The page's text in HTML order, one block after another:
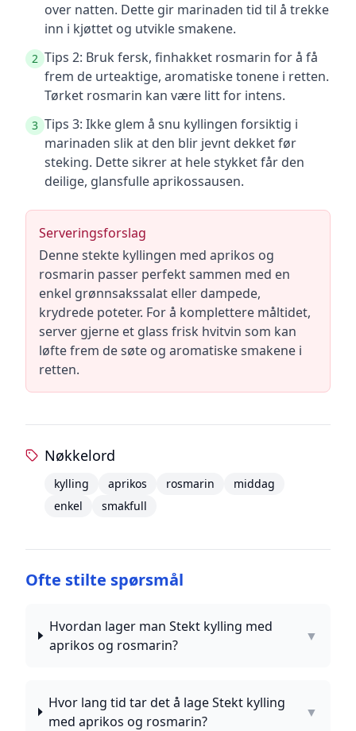
over natten. Dette gir marinaden tid til å trekke
inn i kjøttet og utvikle smakene.
2 Tips 2: Bruk fersk, finhakket rosmarin for å få
frem de urteaktige, aromatiske tonene i retten.
Tørket rosmarin kan være litt for intens.
3 Tips 3: Ikke glem å snu kyllingen forsiktig i
marinaden slik at den blir jevnt dekket før
steking. Dette sikrer at hele stykket får den
deilige, glansfulle aprikossausen.
Serveringsforslag
Denne stekte kyllingen med aprikos og
rosmarin passer perfekt sammen med en
enkel grønnsakssalat eller dampede,
krydrede poteter. For å komplettere måltidet,
server gjerne et glass frisk hvitvin som kan
løfte frem de søte og aromatiske smakene i
retten.
Nøkkelord
kylling aprikos rosmarin
middag
enkel
smakfull
Ofte stilte spørsmål
Hvordan lager man Stekt kylling med
aprikos og rosmarin?
▼
Hvor lang tid tar det å lage Stekt kylling
med aprikos og rosmarin?
▼